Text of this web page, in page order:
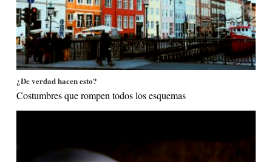
¿De verdad hacen esto?
Costumbres que rompen todos los esquemas